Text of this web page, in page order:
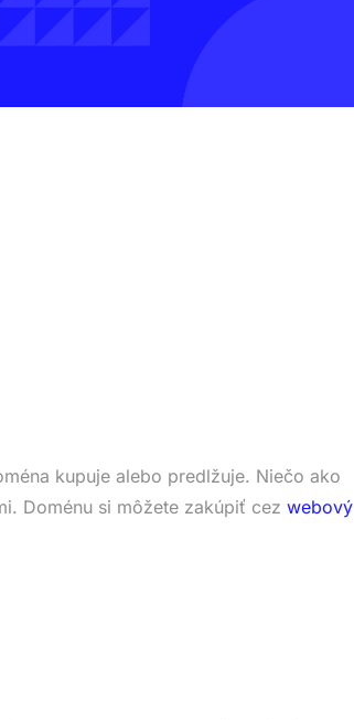
kupuje alebo predlžuje. Niečo ako
Doménu si môžete zakúpiť cez webový